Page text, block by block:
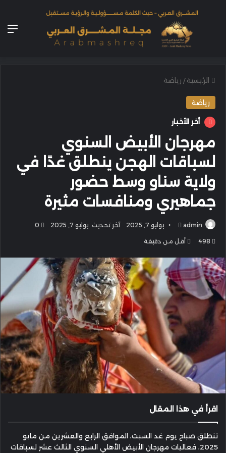
الرئيسية / رياضة
رياضة
أخر الأخبار
مهرجان الأبيض السنوي
لسباقات الهجن ينطلق غدًا في
ولاية سناو وسط حضور
جماهيري ومنافسات مثيرة
admin
أرسل
بريدا
يوليو 7, 2025 آخر تحديث: يوليو 7, 2025 0
498 أقل من دقيقة
اقرأ في هذا المقال
تنطلق صباح يوم غد السبت، الموافق الرابع والعشرين من مايو
2025، فعاليات مهرجان الأبيض الأهلي السنوي الثالث عشر لسباقات